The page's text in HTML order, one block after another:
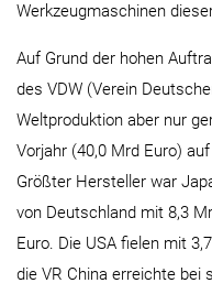
Werkzeugmaschinen
Auf Grund der hohen
des VDW (Verein
Weltproduktion aber nur
Vorjahr (40,0 Mrd Euro)
Größter Hersteller war
von Deutschland mit 8,3
Euro. Die USA fielen mit
die VR China erreichte bei